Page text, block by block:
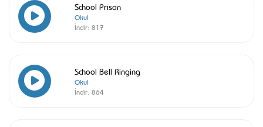
School Prison
Okul
İndir: 817
School Bell Ringing
Okul
İndir: 864